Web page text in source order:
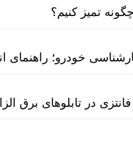
تمیز کنیم؟
خودرو؛ راهنمای
در تابلوهای برق